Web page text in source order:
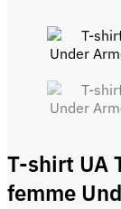
T-shirt UA
femme